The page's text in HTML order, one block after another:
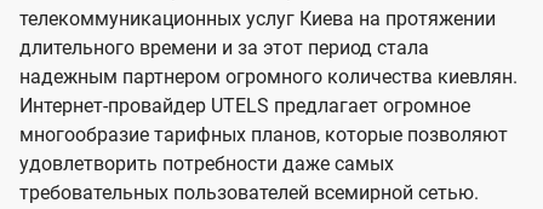
телекоммуникационных услуг Киева на протяжении
длительного времени и за этот период стала
надежным партнером огромного количества киевлян.
Интернет-провайдер UTELS предлагает огромное
многообразие тарифных планов, которые позволяют
удовлетворить потребности даже самых
требовательных пользователей всемирной сетью.